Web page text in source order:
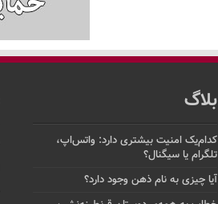
بلاگ
کدام‌یک امنیت بیشتری دارد: واتس‌اپ،
تلگرام یا سیگنال؟
آیا چیزی به نام ذهن وجود دارد؟